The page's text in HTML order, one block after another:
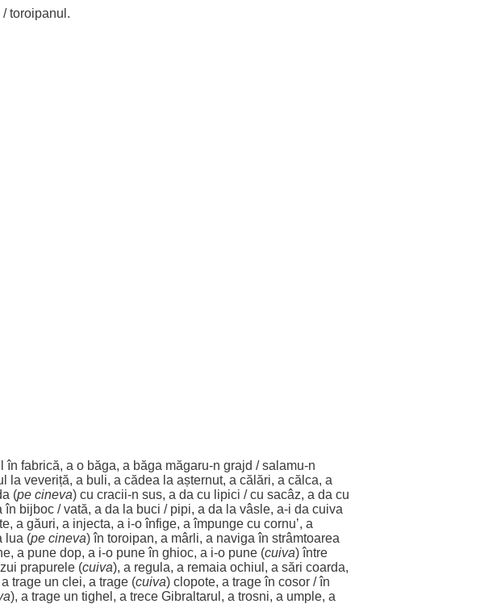
/ toroipanul.
în fabrică, a o băga, a băga măgaru-n grajd / salamu-n
la veveriță, a buli, a cădea la așternut, a călări, a călca, a
(pe cineva) cu cracii-n sus, a da cu lipici / cu sacâz, a da cu
în bijboc /vată, a da la buci / pipi, a da la vâsle, a-i da cuiva
, a găuri, a injecta, a i-oînfige, aîmpunge cu cornu’, a
lua (pe cineva) în toroipan, a mârli, a naviga în strâmtoarea
a pune dop, a i-o pune în ghioc, a i-o pune (cuiva)între
prapurele (cuiva), a regula, a remaia ochiul , a sări coarda,
trage un clei, a trage (cuiva) clopote, a trage în cosor / în
), a trage un tighel, a trece Gibraltarul, a trosni, a umple, a